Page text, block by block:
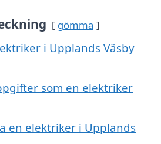
gömma
i Upplands Väsby
som en elektriker
en elektriker i Upplands